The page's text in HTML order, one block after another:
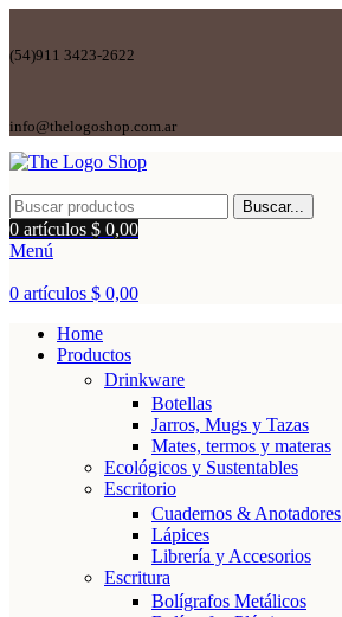
(54)911 3423-2622
info@thelogoshop.com.ar
Buscar...
0 artículos $ 0,00
Menú
0 artículos $ 0,00
Home
Productos
Drinkware
Botellas
Jarros, Mugs y Tazas
Mates, termos y materas
Ecológicos y Sustentables
Escritorio
Cuadernos & Anotadores
Lápices
Librería y Accesorios
Escritura
Bolígrafos Metálicos